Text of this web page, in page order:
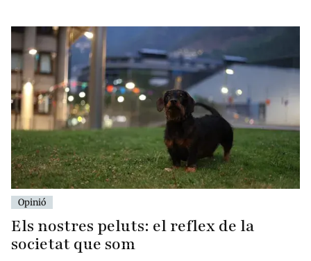
Opinió
Els nostres peluts: el reflex de la
societat que som